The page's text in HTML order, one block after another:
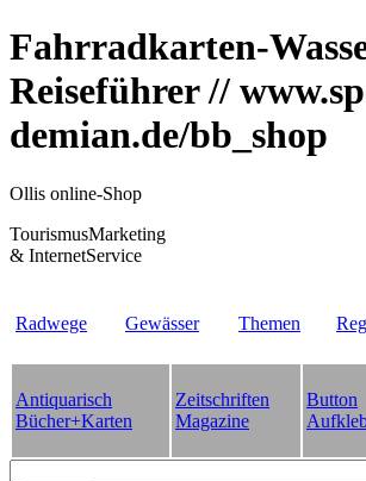
Fahrradkarten-
Reiseführer //
demian.de/bb_shop
Ollis online-Shop
TourismusMarketing
& InternetService
Radwege Gewässer Themen
Antiquarisch
Bücher+Karten
Zeitschriften
Magazine
Button